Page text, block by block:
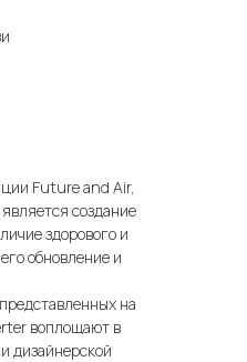
Future and Air,
создание
здорового и
обновление и
на
воплощают в
дизайнерской